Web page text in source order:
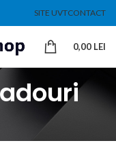
SITE UVTCONTACT
0,00 LEI